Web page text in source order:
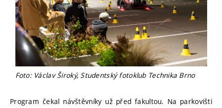
Foto: Václav Široký, Studentský fotoklub Technika Brno
Program čekal návštěvníky už před fakultou. Na parkovišti